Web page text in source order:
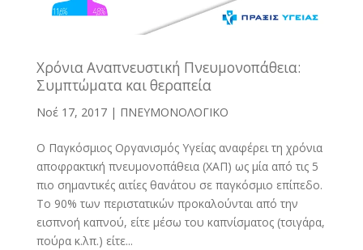
Χρόνια Αναπνευστική Πνευμονοπάθεια:
Συμπτώματα και θεραπεία
Νοέ 17, 2017| ΠΝΕΥΜΟΝΟΛΟΓΙΚΟ
Ο Παγκόσμιος Οργανισμός Υγείας αναφέρει τη χρόνια
αποφρακτική πνευμονοπάθεια (ΧΑΠ) ως μία από τις 5
πιο σημαντικές αιτίες θανάτου σε παγκόσμιο επίπεδο.
Το 90% των περιστατικών προκαλούνται από την
εισπνοή καπνού, είτε μέσω του καπνίσματος (τσιγάρα,
πούρα κ.λπ.) είτε...